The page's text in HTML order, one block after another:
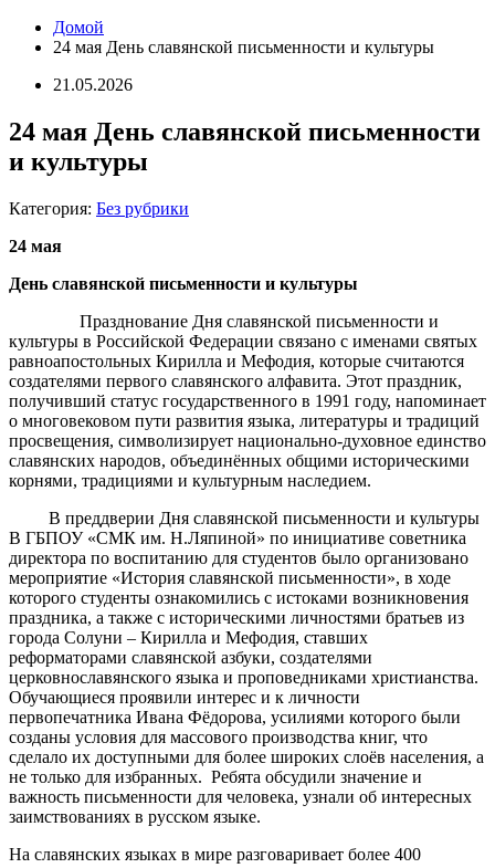
Домой
24 мая День славянской письменности и культуры
21.05.2026
24 мая День славянской письменности
и культуры
Категория: Без рубрики
24 мая
День славянской письменности и культуры
Празднование Дня славянской письменности и
культуры в Российской Федерации связано с именами святых
равноапостольных Кирилла и Мефодия, которые считаются
создателями первого славянского алфавита. Этот праздник,
получивший статус государственного в 1991 году, напоминает
о многовековом пути развития языка, литературы и традиций
просвещения, символизирует национально-духовное единство
славянских народов, объединённых общими историческими
корнями, традициями и культурным наследием.
В преддверии Дня славянской письменности и культуры
В ГБПОУ «СМК им. Н.Ляпиной» по инициативе советника
директора по воспитанию для студентов было организовано
мероприятие «История славянской письменности», в ходе
которого студенты ознакомились с истоками возникновения
праздника, а также с историческими личностями братьев из
города Солуни – Кирилла и Мефодия, ставших
реформаторами славянской азбуки, создателями
церковнославянского языка и проповедниками христианства.
Обучающиеся проявили интерес и к личности
первопечатника Ивана Фёдорова, усилиями которого были
созданы условия для массового производства книг, что
сделало их доступными для более широких слоёв населения, а
не только для избранных. Ребята обсудили значение и
важность письменности для человека, узнали об интересных
заимствованиях в русском языке.
На славянских языках в мире разговаривает более 400